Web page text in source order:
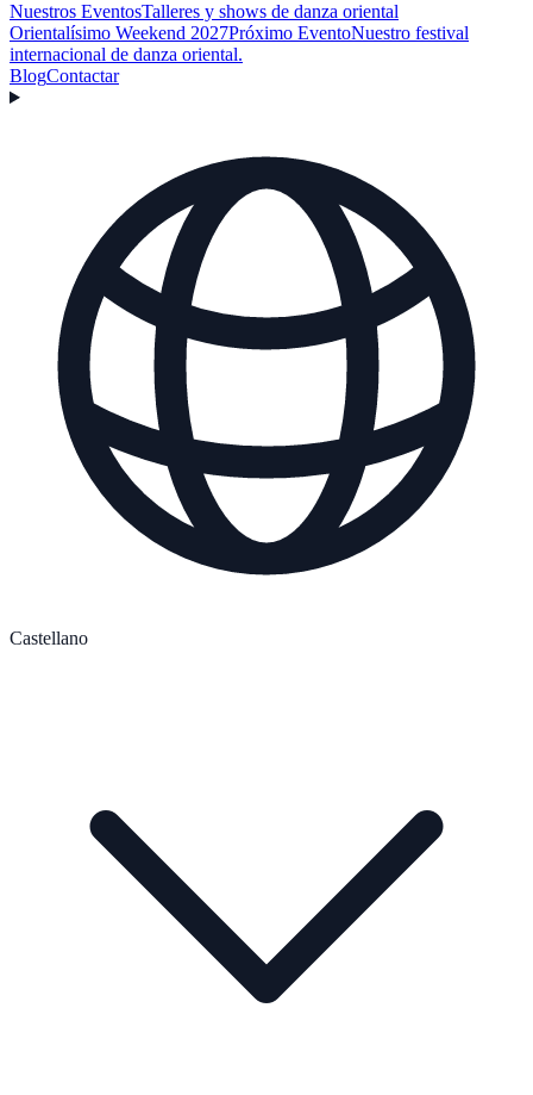
Nuestros EventosTalleres y shows de danza oriental
Orientalísimo Weekend 2027Próximo EventoNuestro festival
internacional de danza oriental.
BlogContactar
Castellano